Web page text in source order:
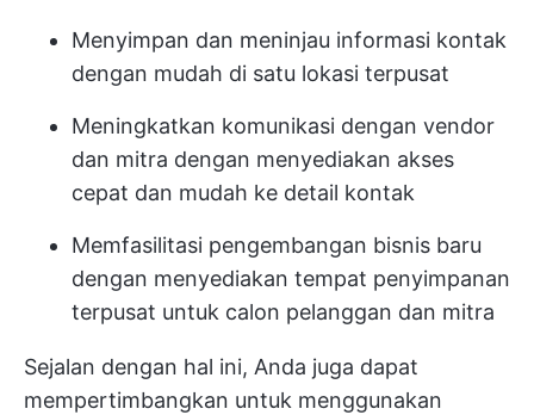
Menyimpan dan meninjau informasi kontak
dengan mudah di satu lokasi terpusat
Meningkatkan komunikasi dengan vendor
dan mitra dengan menyediakan akses
cepat dan mudah ke detail kontak
Memfasilitasi pengembangan bisnis baru
dengan menyediakan tempat penyimpanan
terpusat untuk calon pelanggan dan mitra
Sejalan dengan hal ini, Anda juga dapat
mempertimbangkan untuk menggunakan